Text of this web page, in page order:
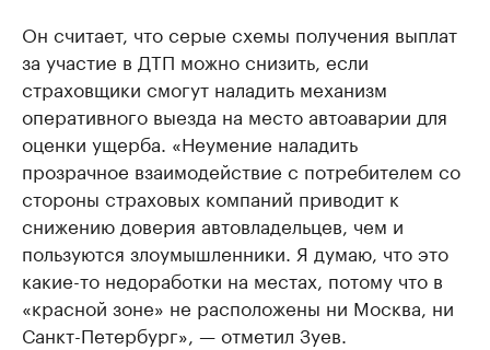
Он считает, что серые схемы получения выплат
за участие в ДТП можно снизить, если
страховщики смогут наладить механизм
оперативного выезда на место автоаварии для
оценки ущерба. «Неумение наладить
прозрачное взаимодействие с потребителем со
стороны страховых компаний приводит к
снижению доверия автовладельцев, чем и
пользуются злоумышленники. Я думаю, что это
какие-то недоработки на местах, потому что в
«красной зоне» не расположены ни Москва, ни
Санкт-Петербург», — отметил Зуев.